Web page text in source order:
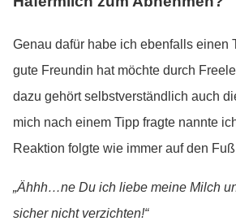
Genau dafür habe ich ebenfalls einen
gute Freundin hat möchte durch
dazu gehört selbstverständlich auch
mich nach einem Tipp fragte nannte
Reaktion folgte wie immer auf den
„Ähhh…ne Du ich liebe meine Milch
sicher nicht verzichten!“